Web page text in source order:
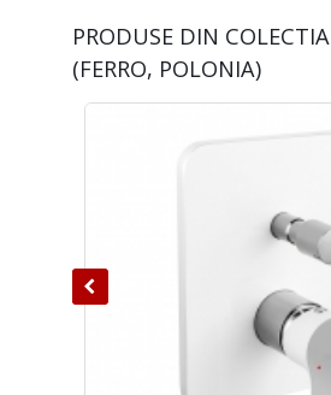
PRODUSE DIN COLECTIA
(FERRO, POLONIA)